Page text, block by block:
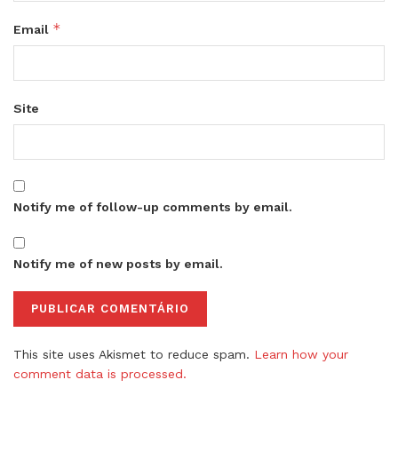
Email *
Site
Notify me of follow-up comments by email.
Notify me of new posts by email.
This site uses Akismet to reduce spam. Learn how your
comment data is processed.